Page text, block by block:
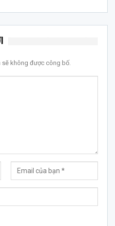
sẽ không được công bố.